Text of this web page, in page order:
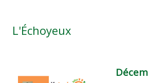
L'Échoyeux